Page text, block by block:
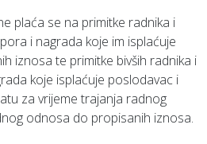
plaća se na primitke radnika i
i nagrada koje im isplaćuje
iznosa te primitke bivših radnika i
koje isplaćuje poslodavac i
za vrijeme trajanja radnog
odnosa do propisanih iznosa.